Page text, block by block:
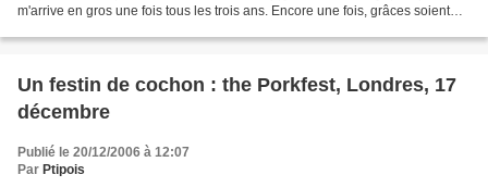
m'arrive en gros une fois tous les trois ans. Encore une fois, grâces soient
Un festin de cochon : the Porkfest, Londres, 17
décembre
Publié le 20/12/2006 à 12:07
Par Ptipois